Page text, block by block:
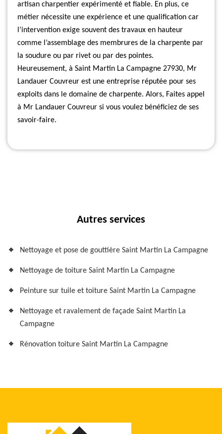
artisan charpentier expérimenté et fiable. En plus, ce
métier nécessite une expérience et une qualification car
l’intervention exige souvent des travaux en hauteur
comme l’assemblage des membrures de la charpente par
la soudure ou par rivet ou par des pointes.
Heureusement, à Saint Martin La Campagne 27930, Mr
Landauer Couvreur est une entreprise réputée pour ses
exploits dans le domaine de charpente. Alors, Faites appel
à Mr Landauer Couvreur si vous voulez bénéficiez de ses
savoir-faire.
Autres services
Nettoyage et pose de gouttière Saint Martin La Campagne
Nettoyage de toiture Saint Martin La Campagne
Peinture sur tuile et toiture Saint Martin La Campagne
Nettoyage et ravalement de façade Saint Martin La
Campagne
Rénovation toiture Saint Martin La Campagne